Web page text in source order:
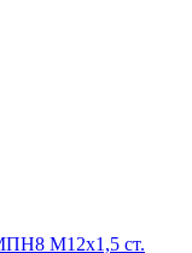
М12х1,5 ст.